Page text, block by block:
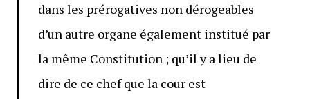
dans les prérogatives non dérogeables
d’un autre organe également institué par
la même Constitution ; qu’il y a lieu de
dire de ce chef que la cour est